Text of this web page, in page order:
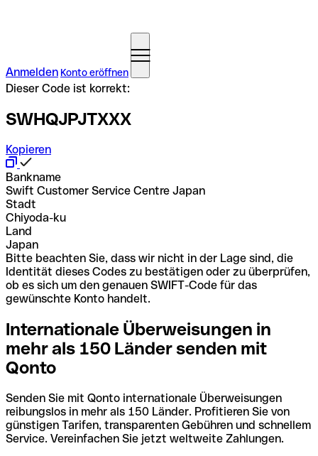
Anmelden Konto eröffnen
Dieser Code ist korrekt:
SWHQJPJTXXX
Kopieren
Bankname
Swift Customer Service Centre Japan
Stadt
Chiyoda-ku
Land
Japan
Bitte beachten Sie, dass wir nicht in der Lage sind, die
Identität dieses Codes zu bestätigen oder zu überprüfen,
ob es sich um den genauen SWIFT-Code für das
gewünschte Konto handelt.
Internationale Überweisungen in
mehr als 150 Länder senden mit
Qonto
Senden Sie mit Qonto internationale Überweisungen
reibungslos in mehr als 150 Länder. Profitieren Sie von
günstigen Tarifen, transparenten Gebühren und schnellem
Service. Vereinfachen Sie jetzt weltweite Zahlungen.